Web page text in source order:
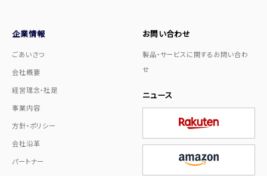
企業情報
ごあいさつ
会社概要
経営理念・社是
事業内容
方針・ポリシー
会社沿革
パートナー
お問い合わせ
製品・サービスに関するお問い合わ
せ
ニュース